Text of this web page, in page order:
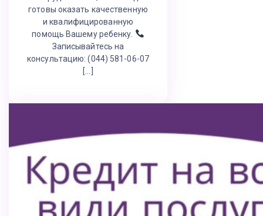
готовы оказать качественную
и квалифицированную
помощь Вашему ребенку.
Записывайтесь на
консультацию: (044) 581-06-07
[…]